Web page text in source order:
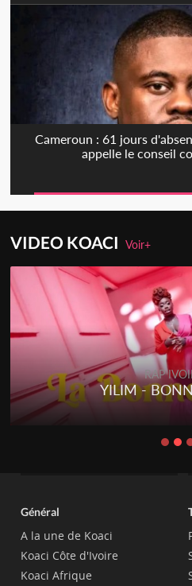
Cameroun : 61 jours
appelle le conseil
VIDEO KOACIVoir+
RAP
RENARD
Général
A la une de Koaci
Koaci Côte d'Ivoire
Koaci Afrique